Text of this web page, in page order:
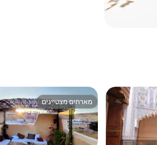
מארחים מצטיינים
מארחים מצטיינים